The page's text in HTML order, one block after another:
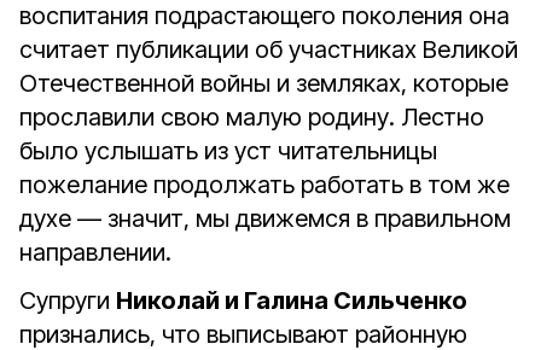
воспитания подрастающего поколения она
считает публикации об участниках Великой
Отечественной войны и земляках, которые
прославили свою малую родину. Лестно
было услышать из уст читательницы
пожелание продолжать работать в том же
духе — значит, мы движемся в правильном
направлении.
Супруги Николай и Галина Сильченко
признались, что выписывают районную